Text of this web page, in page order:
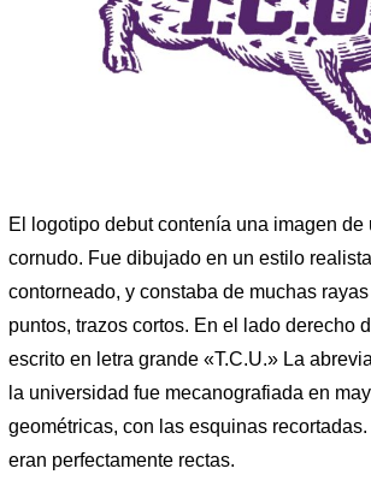
El logotipo debut contenía una imagen de
cornudo. Fue dibujado en un estilo
contorneado, y constaba de muchas
puntos, trazos cortos. En el lado derecho
escrito en letra grande «T.C.U.» La
la universidad fue mecanografiada en
geométricas, con las esquinas
eran perfectamente rectas.